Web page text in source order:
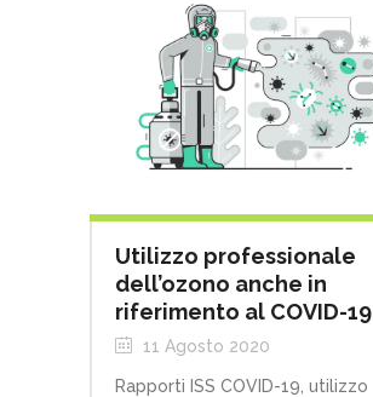
Utilizzo professionale
dell’ozono anche in
riferimento al COVID-19
11 Agosto 2020
Rapporti ISS COVID-19, utilizzo